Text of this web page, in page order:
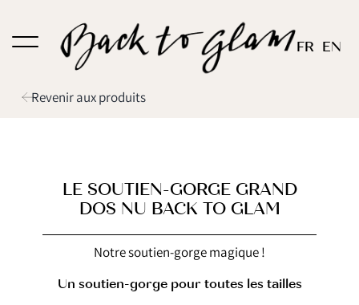
au
FR EN
Revenir aux produits
LE SOUTIEN-GORGE GRAND
DOS NU BACK TO GLAM
Notre soutien-gorge magique !
Un soutien-gorge pour toutes les tailles